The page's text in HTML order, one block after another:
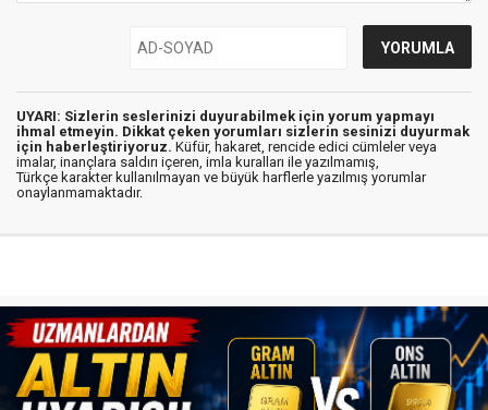
UYARI: Sizlerin seslerinizi duyurabilmek için yorum yapmayı
ihmal etmeyin. Dikkat çeken yorumları sizlerin sesinizi duyurmak
için haberleştiriyoruz. Küfür, hakaret, rencide edici cümleler veya
imalar, inançlara saldırı içeren, imla kuralları ile yazılmamış,
Türkçe karakter kullanılmayan ve büyük harflerle yazılmış yorumlar
onaylanmamaktadır.